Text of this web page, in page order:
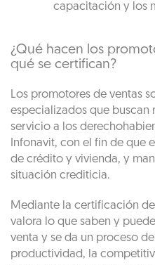
capacitación y los
¿Qué hacen los
qué se certifican?
Los promotores de ventas
especializados que buscan
servicio a los
Infonavit, con el fin de que
de crédito y vivienda, y
situación crediticia.
Mediante la certificación
valora lo que saben y
venta y se da un proceso
productividad, la